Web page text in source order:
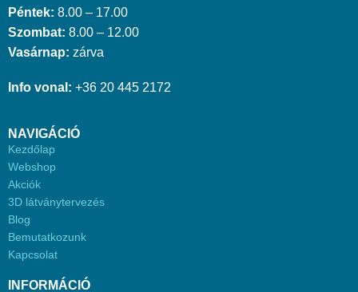
Péntek: 8.00 – 17.00
Szombat: 8.00 – 12.00
Vasárnap: zárva
Info vonal: +36 20 445 2172
NAVIGÁCIÓ
Kezdőlap
Webshop
Akciók
3D látványtervezés
Blog
Bemutatkozunk
Kapcsolat
INFORMÁCIÓ